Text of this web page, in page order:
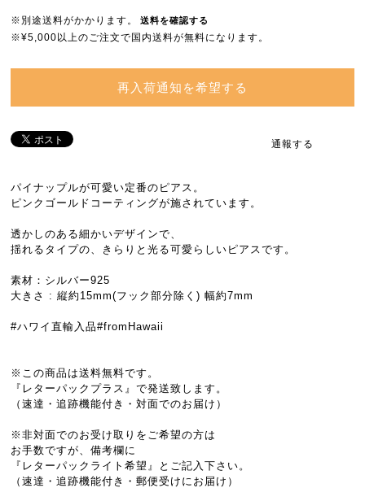
※別途送料がかかります。 送料を確認する
※¥5,000以上のご注文で国内送料が無料になります。
再入荷通知を希望する
通報する
パイナップルが可愛い定番のピアス。
ピンクゴールドコーティングが施されています。
透かしのある細かいデザインで、
揺れるタイプの、きらりと光る可愛らしいピアスです。
素材：シルバー925
大きさ : 縦約15mm(フック部分除く) 幅約7mm
#ハワイ直輸入品#fromHawaii
※この商品は送料無料です。
『レターパックプラス』で発送致します。
（速達・追跡機能付き・対面でのお届け）
※非対面でのお受け取りをご希望の方は
お手数ですが、備考欄に
『レターパックライト希望』とご記入下さい。
（速達・追跡機能付き・郵便受けにお届け）